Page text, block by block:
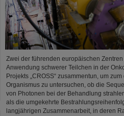
Zwei der führenden europäischen
Anwendung schwerer Teilchen in der
Projekts „CROSS“ zusammentun, um
Organismus zu untersuchen, ob die
von Photonen bei der Behandlung
als die umgekehrte
langjährigen Zusammenarbeit, in deren